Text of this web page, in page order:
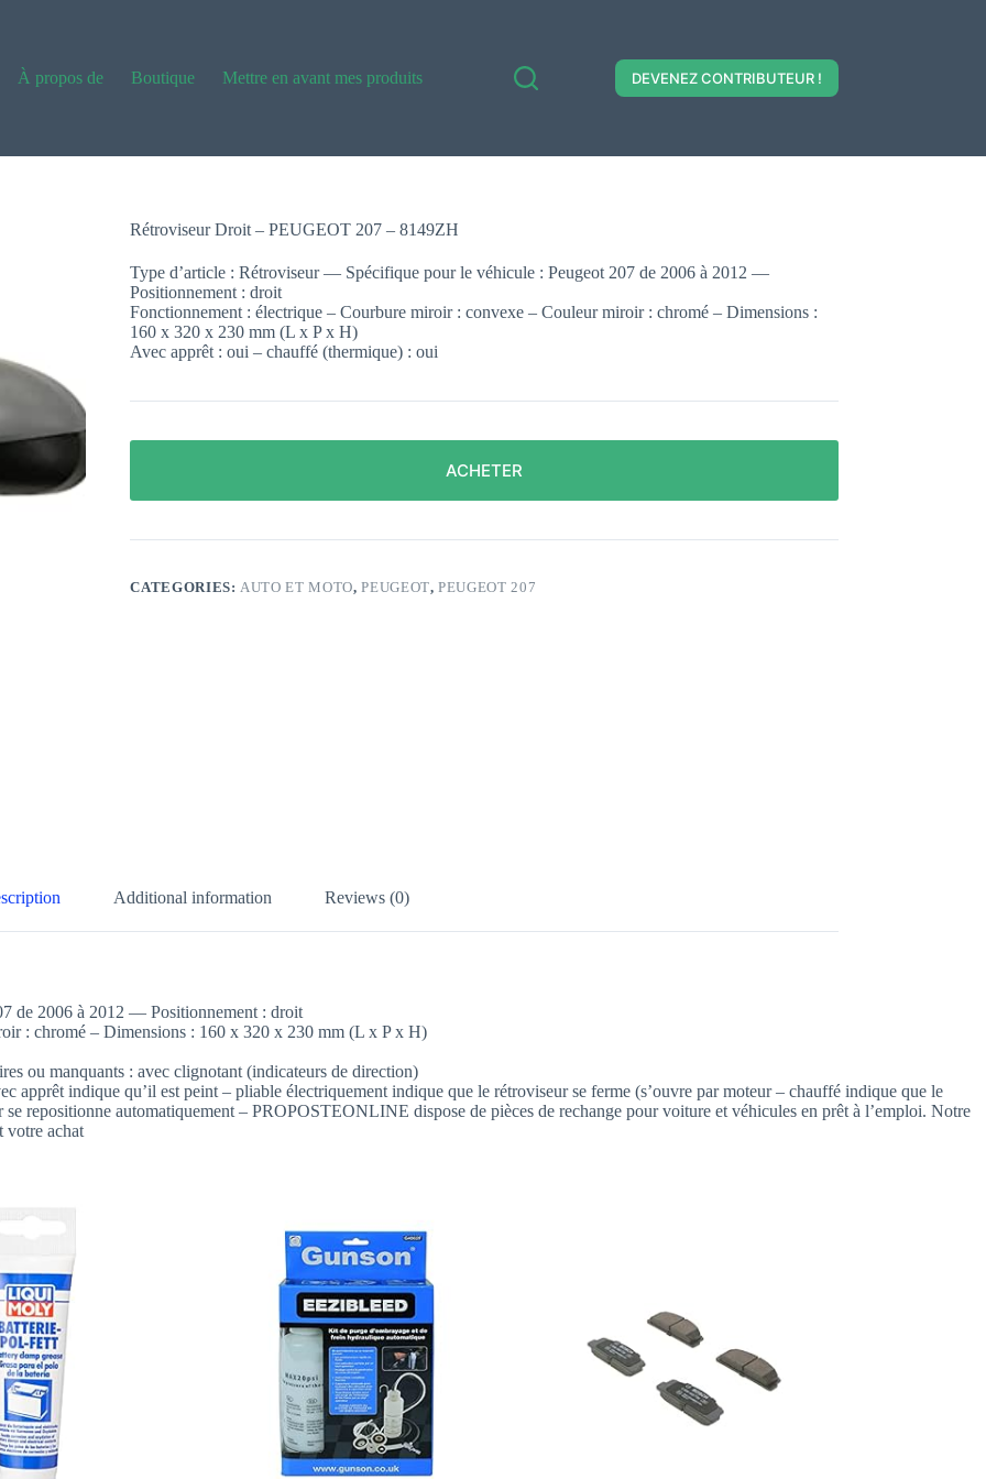
À propos de Boutique Mettre en avant mes produits DEVENEZ CONTRIBUTEUR !
Rétroviseur Droit – PEUGEOT 207 – 8149ZH
Type d’article : Rétroviseur — Spécifique pour le véhicule : Peugeot 207 de 2006 à 2012 —
Positionnement : droit
Fonctionnement : électrique – Courbure miroir : convexe – Couleur miroir : chromé – Dimensions :
160 x 320 x 230 mm (L x P x H)
Avec apprêt : oui – chauffé (thermique) : oui
ACHETER
CATEGORIES:AUTO ET MOTO,PEUGEOT,PEUGEOT 207
Additional information Reviews (0)
de 2006 à 2012 — Positionnement : droit
: chromé – Dimensions : 160 x 320 x 230 mm (L x P x H)
ou manquants : avec clignotant (indicateurs de direction)
apprêt indique qu’il est peint – pliable électriquement indique que le rétroviseur se ferme (s’ouvre par moteur – chauffé indique que le
repositionne automatiquement – PROPOSTEONLINE dispose de pièces de rechange pour voiture et véhicules en prêt à l’emploi. Notre
votre achat